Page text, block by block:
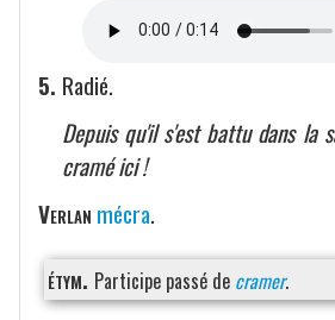
5. Radié.
Depuis qu'il s'est battu dans la
cramé ici !
Verlan mécra.
étym. Participe passé de cramer.